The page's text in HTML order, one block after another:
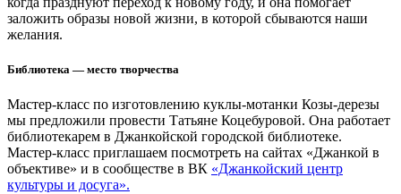
заложить образы новой жизни, в которой сбываются наши
желания.
Библиотека — место творчества
Мастер-класс по изготовлению куклы-мотанки Козы-дерезы
мы предложили провести Татьяне Коцебуровой. Она работает
библиотекарем в Джанкойской городской библиотеке.
Мастер-класс приглашаем посмотреть на сайтах «Джанкой в
объективе» и в сообществе в ВК «Джанкойский центр
культуры и досуга».